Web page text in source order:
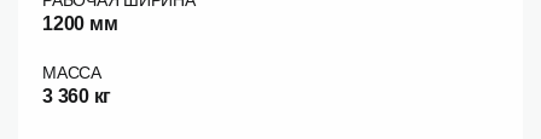
1200 мм
МАССА
3 360 кг